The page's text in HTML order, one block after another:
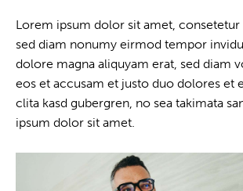
Lorem ipsum dolor sit amet, consetetur
sed diam nonumy eirmod tempor
dolore magna aliquyam erat, sed diam
eos et accusam et justo duo dolores et
clita kasd gubergren, no sea takimata
ipsum dolor sit amet.